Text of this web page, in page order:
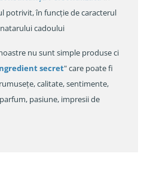
potrivit, în funcție de caracterul
cadoului
nu sunt simple produse ci
secret" care poate fi
calitate, sentimente,
pasiune, impresii de